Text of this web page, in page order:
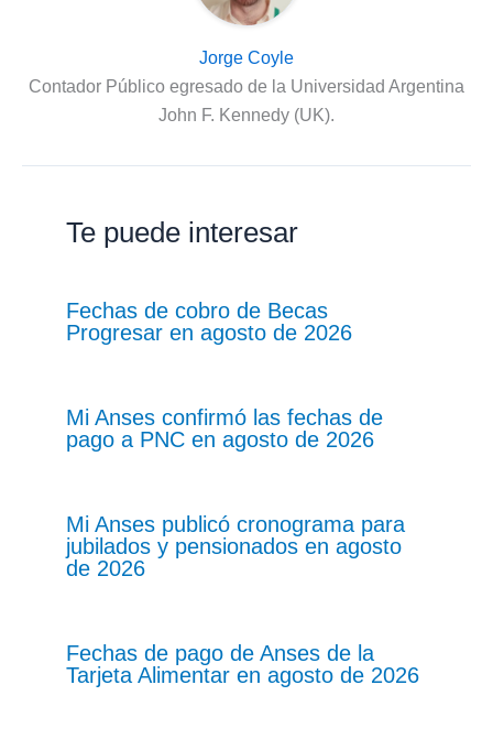
Jorge Coyle
Contador Público egresado de la Universidad Argentina
John F. Kennedy (UK).
Te puede interesar
Fechas de cobro de Becas
Progresar en agosto de 2026
Mi Anses confirmó las fechas de
pago a PNC en agosto de 2026
Mi Anses publicó cronograma para
jubilados y pensionados en agosto
de 2026
Fechas de pago de Anses de la
Tarjeta Alimentar en agosto de 2026